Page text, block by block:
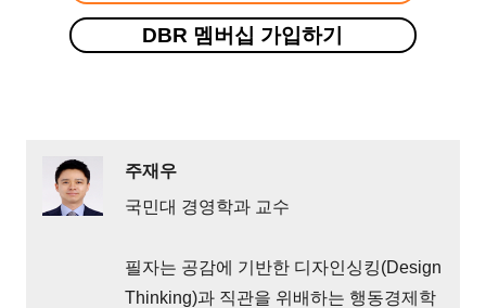
DBR 멤버십 가입하기
주재우
국민대 경영학과 교수
필자는 공감에 기반한 디자인싱킹(Design
Thinking)과 직관을 위배하는 행동경제학